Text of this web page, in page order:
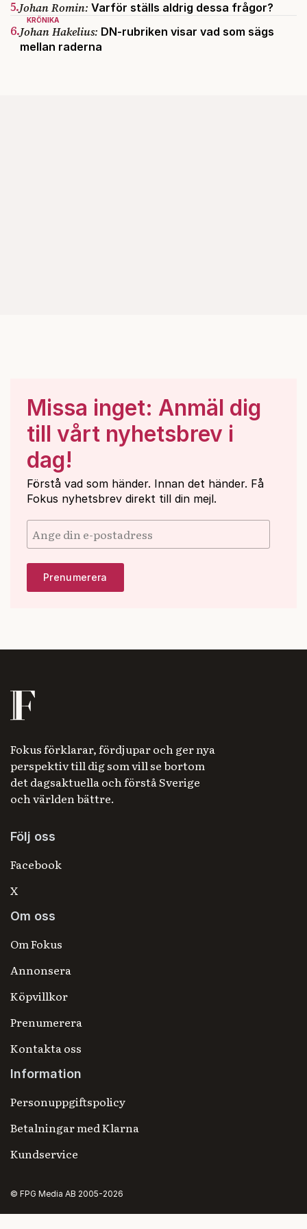
5.Johan Romin: Varför ställs aldrig dessa frågor?
KRÖNIKA
6.Johan Hakelius: DN-rubriken visar vad som sägs
mellan raderna
Missa inget: Anmäl dig
till vårt nyhetsbrev i
dag!
Förstå vad som händer. Innan det händer. Få
Fokus nyhetsbrev direkt till din mejl.
Fokus förklarar, fördjupar och ger nya
perspektiv till dig som vill se bortom
det dagsaktuella och förstå Sverige
och världen bättre.
Följ oss
Facebook
X
Om oss
Om Fokus
Annonsera
Köpvillkor
Prenumerera
Kontakta oss
Information
Personuppgiftspolicy
Betalningar med Klarna
Kundservice
© FPG Media AB 2005-2026